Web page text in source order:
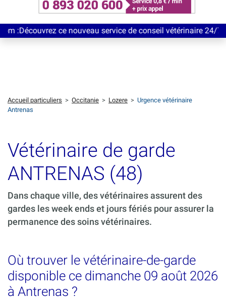
ce nouveau service de conseil vétérinaire 24/7
Accueil particuliers > Occitanie > Lozere > Urgence vétérinaire
Antrenas
Vétérinaire de garde
ANTRENAS (48)
Dans chaque ville, des vétérinaires assurent des
gardes les week ends et jours fériés pour assurer la
permanence des soins vétérinaires.
Où trouver le vétérinaire-de-garde
disponible ce dimanche 09 août 2026
à Antrenas ?